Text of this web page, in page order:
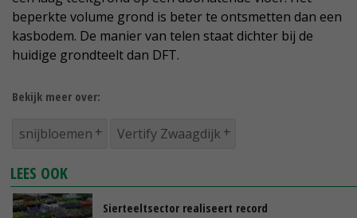
beperkte volume grond is beter te ontsmetten dan een
kasbodem. De manier van telen staat dichter bij de
huidige grondteelt dan DFT.
Bekijk meer over:
snijbloemen Vertify Zwaagdijk
LEES OOK
Sierteeltsector realiseert record